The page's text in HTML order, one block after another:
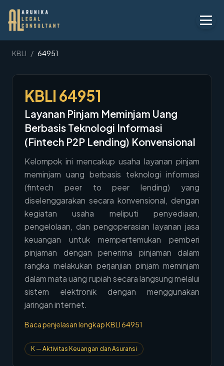
Layanan
Peraturan
KBLI
Tentang
Kontak
Penawaran
Blog
Legal AI
Hubungi Kami→
Member Area
KBLI / 64951
KBLI 64951
Layanan Pinjam Meminjam Uang
Berbasis Teknologi Informasi
(Fintech P2P Lending) Konvensional
Kelompok ini mencakup usaha layanan pinjam
meminjam uang berbasis teknologi informasi
(fintech peer to peer lending) yang
diselenggarakan secara konvensional, dengan
kegiatan usaha meliputi penyediaan,
pengelolaan, dan pengoperasian layanan jasa
keuangan untuk mempertemukan pemberi
pinjaman dengan penerima pinjaman dalam
rangka melakukan perjanjian pinjam meminjam
dalam mata uang rupiah secara langsung melalui
sistem elektronik dengan menggunakan
jaringan internet.
Baca penjelasan lengkap KBLI64951
K— Aktivitas Keuangan dan Asuransi